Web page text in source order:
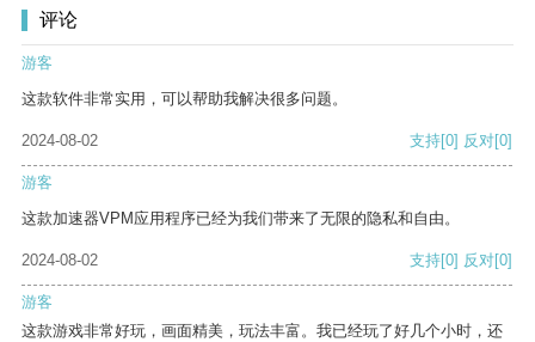
评论
游客
这款软件非常实用，可以帮助我解决很多问题。
2024-08-02 支持[0] 反对[0]
游客
这款加速器VPM应用程序已经为我们带来了无限的隐私和自由。
2024-08-02 支持[0] 反对[0]
游客
这款游戏非常好玩，画面精美，玩法丰富。我已经玩了好几个小时，还